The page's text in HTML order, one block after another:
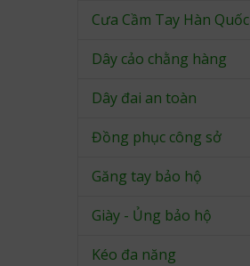
Cưa Cầm Tay Hàn Quốc
Dây cảo chằng hàng
Dây đai an toàn
Đồng phục công sở
Găng tay bảo hộ
Giày - Ủng bảo hộ
Kéo đa năng